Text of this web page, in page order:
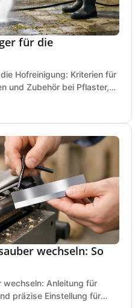
für die
Hofreinigung: Kriterien für
und Zubehör bei Pflaster,
wechseln: So
Anleitung für
präzise Einstellung für